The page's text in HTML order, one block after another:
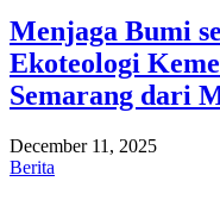
Menjaga Bumi
Ekoteologi
Semarang dari
December 11, 2025
Berita